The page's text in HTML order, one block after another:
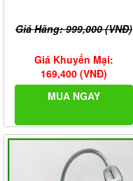
Giá Hãng: 999,000 (VNĐ)
Giá Khuyến Mại:
169,400 (VNĐ)
MUA NGAY